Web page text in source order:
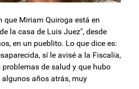
que Miriam Quiroga está en
la casa de Luis Juez", desde
en un pueblito. Lo que dice es:
sí le avisé a la Fiscalía,
problemas de salud y que hubo
algunos años atrás, muy